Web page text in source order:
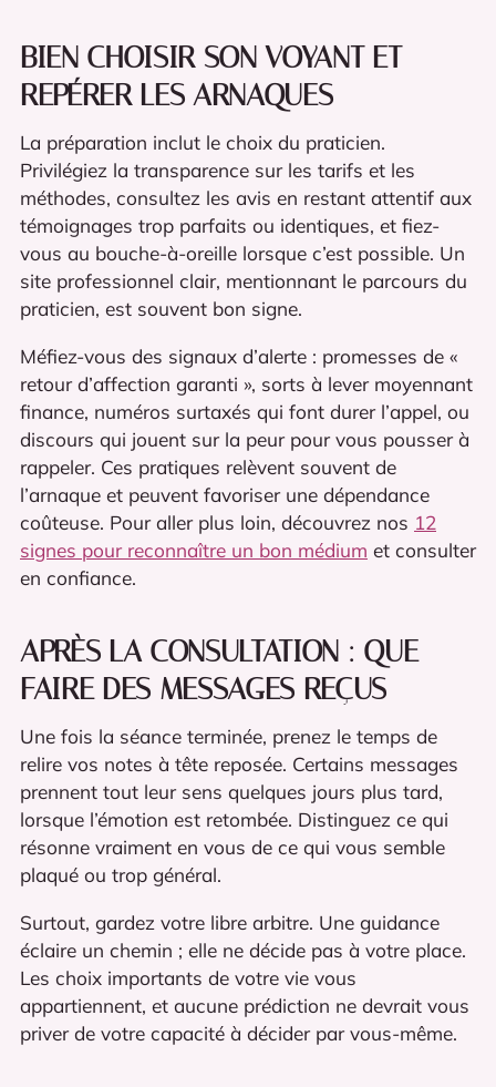
BIEN CHOISIR SON VOYANT ET
REPÉRER LES ARNAQUES
La préparation inclut le choix du praticien.
Privilégiez la transparence sur les tarifs et les
méthodes, consultez les avis en restant attentif aux
témoignages trop parfaits ou identiques, et fiez-
vous au bouche-à-oreille lorsque c’est possible. Un
site professionnel clair, mentionnant le parcours du
praticien, est souvent bon signe.
Méfiez-vous des signaux d’alerte : promesses de «
retour d’affection garanti », sorts à lever moyennant
finance, numéros surtaxés qui font durer l’appel, ou
discours qui jouent sur la peur pour vous pousser à
rappeler. Ces pratiques relèvent souvent de
l’arnaque et peuvent favoriser une dépendance
coûteuse. Pour aller plus loin, découvrez nos 12
signes pour reconnaître un bon médium et consulter
en confiance.
APRÈS LA CONSULTATION : QUE
FAIRE DES MESSAGES REÇUS
Une fois la séance terminée, prenez le temps de
relire vos notes à tête reposée. Certains messages
prennent tout leur sens quelques jours plus tard,
lorsque l’émotion est retombée. Distinguez ce qui
résonne vraiment en vous de ce qui vous semble
plaqué ou trop général.
Surtout, gardez votre libre arbitre. Une guidance
éclaire un chemin ; elle ne décide pas à votre place.
Les choix importants de votre vie vous
appartiennent, et aucune prédiction ne devrait vous
priver de votre capacité à décider par vous-même.